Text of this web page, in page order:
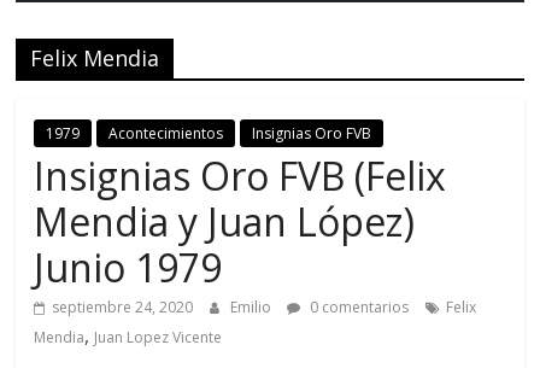
Felix Mendia
1979 Acontecimientos Insignias Oro FVB
Insignias Oro FVB (Felix
Mendia y Juan López)
Junio 1979
septiembre 24, 2020 Emilio 0 comentarios
Felix
Mendia, Juan Lopez Vicente